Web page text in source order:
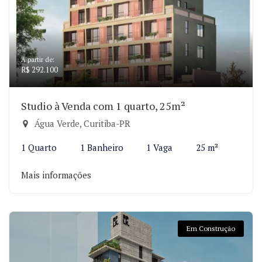
A partir de:
R$ 292.100
Studio à Venda com 1 quarto, 25m²
Água Verde, Curitiba-PR
1 Quarto 1 Banheiro 1 Vaga 25 m²
Mais informações
Em Construção